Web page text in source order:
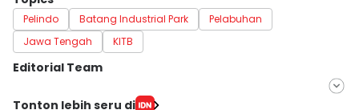
Pelindo Batang Industrial Park
Pelabuhan
Jawa Tengah
KITB
Editorial Team
Editor
Tonton lebih seru di